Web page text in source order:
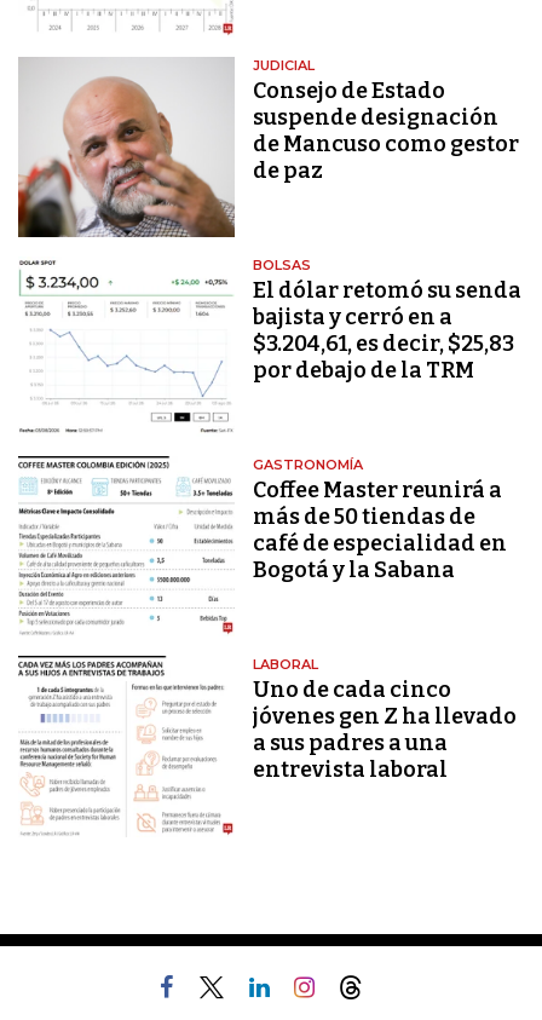
JUDICIAL
Consejo de Estado
suspende designación
de Mancuso como gestor
de paz
BOLSAS
El dólar retomó su senda
bajista y cerró en a
$3.204,61, es decir, $25,83
por debajo de la TRM
GASTRONOMÍA
Coffee Master reunirá a
más de 50 tiendas de
café de especialidad en
Bogotá y la Sabana
LABORAL
Uno de cada cinco
jóvenes gen Z ha llevado
a sus padres a una
entrevista laboral